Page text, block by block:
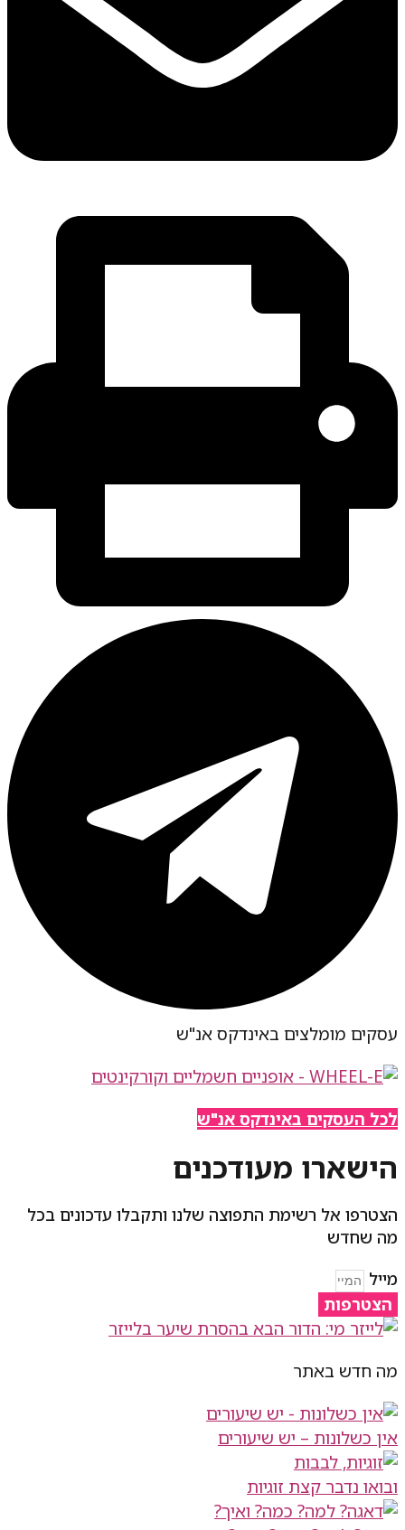
עסקים מומלצים באינדקס אנ"ש​
לכל העסקים באינדקס אנ"ש
הישארו מעודכנים
הצטרפו אל רשימת התפוצה שלנו ותקבלו עדכונים בכל
מה שחדש
מייל
הצטרפות
מה חדש באתר
אין כשלונות – יש שיעורים
ובואו נדבר קצת זוגיות